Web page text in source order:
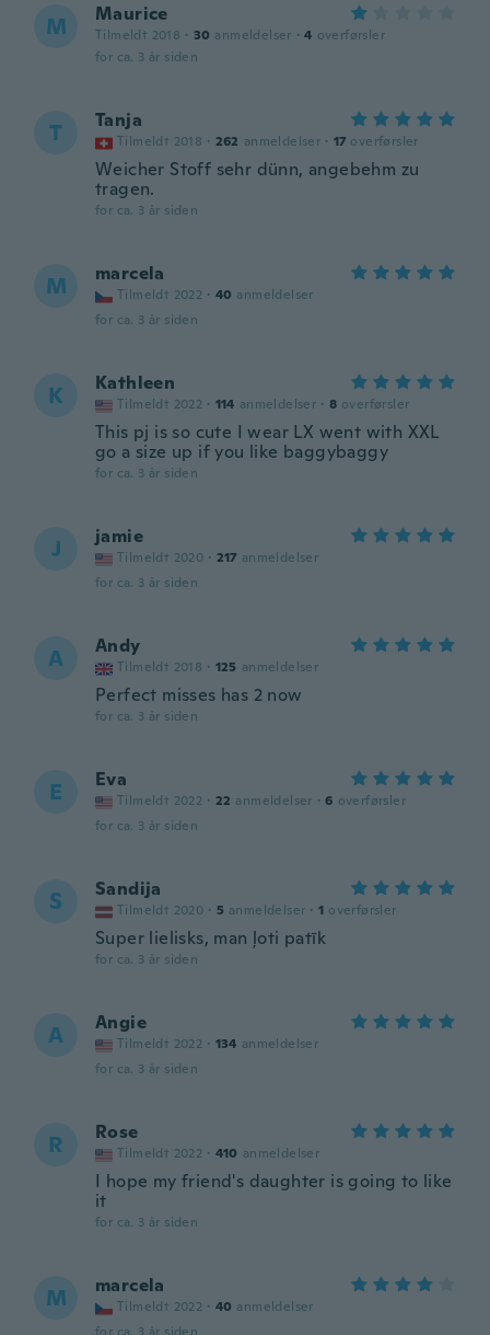
M Maurice
Tilmeldt 2018 · 30 anmeldelser · 4 overførsler
for ca. 3 år siden
T Tanja
Tilmeldt 2018 · 262 anmeldelser · 17 overførsler
Weicher Stoff sehr dünn, angebehm zu
tragen.
for ca. 3 år siden
M marcela
Tilmeldt 2022 · 40 anmeldelser
for ca. 3 år siden
K Kathleen
Tilmeldt 2022 · 114 anmeldelser · 8 overførsler
This pj is so cute I wear LX went with XXL
go a size up if you like baggybaggy
for ca. 3 år siden
J jamie
Tilmeldt 2020 · 217 anmeldelser
for ca. 3 år siden
A Andy
Tilmeldt 2018 · 125 anmeldelser
Perfect misses has 2 now
for ca. 3 år siden
E Eva
Tilmeldt 2022 · 22 anmeldelser · 6 overførsler
for ca. 3 år siden
S Sandija
Tilmeldt 2020 · 5 anmeldelser · 1 overførsler
Super lielisks, man ļoti patīk
for ca. 3 år siden
A Angie
Tilmeldt 2022 · 134 anmeldelser
for ca. 3 år siden
R Rose
Tilmeldt 2022 · 410 anmeldelser
I hope my friend's daughter is going to like
it
for ca. 3 år siden
M marcela
Tilmeldt 2022 · 40 anmeldelser